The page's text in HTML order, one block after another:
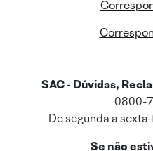
SAC - Dúvidas,
0800-
De segunda a
Se não